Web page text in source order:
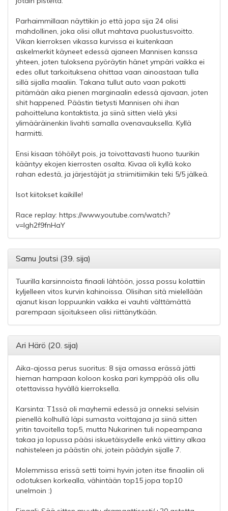
Parhaimmillaan näyttikin jo että jopa sija 24 olisi
mahdollinen, joka olisi ollut mahtava puolustusvoitto.
Vikan kierroksen vikassa kurvissa ei kuitenkaan
askelmerkit käyneet edessä ajaneen Mannisen kanssa
yhteen, joten tuloksena pyöräytin hänet ympäri vaikka ei
edes ollut tarkoituksena ohittaa vaan ainoastaan tulla
sillä sijalla maaliin. Takana tullut auto vaan pakotti
pitämään aika pienen marginaalin edessä ajavaan, joten
shit happened. Päästin tietysti Mannisen ohi ihan
pahoitteluna kontaktista, ja siinä sitten vielä yksi
ylimääräinenkin livahti samalla ovenavauksella. Kyllä
harmitti.
Ensi kisaan töhöilyt pois, ja toivottavasti huono tuurikin
kääntyy ekojen kierrosten osalta. Kivaa oli kyllä koko
rahan edestä, ja järjestäjät ja striimitiimikin teki 5/5 jälkeä.
Isot kiitokset kaikille!
Race replay: https://www.youtube.com/watch?
v=lgh2f9fnHaY
Samu Joutsi (39. sija)
Tuurilla karsinnoista finaali lähtöön, jossa possu kolattiin
kyljelleen vitos kurvin kahinoissa. Olisihan sitä mielellään
ajanut kisan loppuunkin vaikka ei vauhti välttämättä
parempaan sijoitukseen olisi riittänytkään.
Ari Härö (20. sija)
Aika-ajossa perus suoritus: 8 sija omassa erässä jätti
hieman hampaan koloon koska pari kymppää olis ollu
otettavissa hyvällä kierroksella.
Karsinta: T1ssä oli mayhemii edessä ja onneksi selvisin
pienellä kolhullä läpi sumasta voittajana ja siinä sitten
yritin tavoitella top5, mutta Nukarinen tuli nopeampana
takaa ja lopussa pääsi iskuetäisydelle enkä viittiny alkaa
nahisteleen ja päästin ohi, jotein päädyin sijalle 7.
Molemmissa erissä setti toimi hyvin joten itse finaaliin oli
odotuksen korkealla, vähintään top15 jopa top10
unelmoin :)